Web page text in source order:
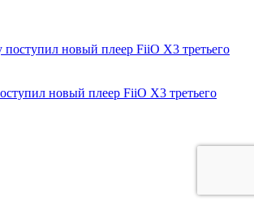
новый плеер FiiO X3 третьего